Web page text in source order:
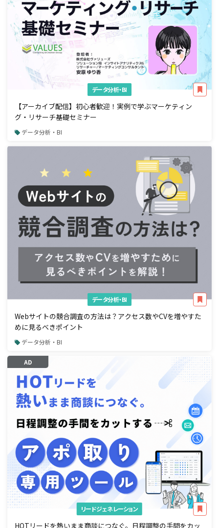
データ分析・BI
【アーカイブ配信】初心者歓迎！実例で学ぶマーケティン
グ・リサーチ基礎セミナー
データ分析・BI
データ分析・BI
Webサイトの競合調査の方法は？アクセス数やCVを増やすた
めに見るべきポイント
データ分析・BI
AD
リードジェネレーション
HOTリードを熱いまま商談につなぐ。日程調整の手間をカッ